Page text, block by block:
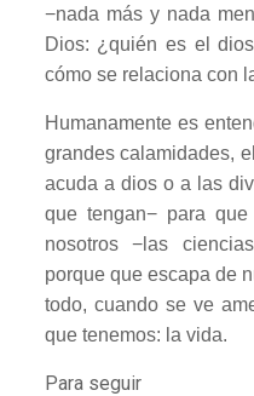
−nada más y nada
Dios: ¿quién es el
cómo se relaciona con
Humanamente es
grandes calamidades,
acuda a dios o a las
que tengan− para
nosotros −las
porque que escapa de
todo, cuando se ve
que tenemos: la vida.
Para seguir